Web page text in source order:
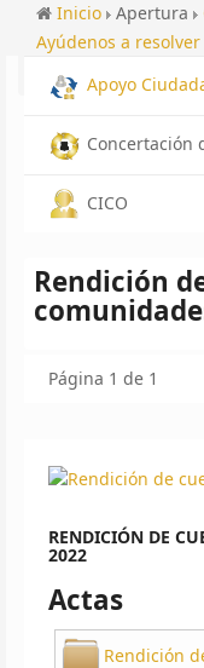
Inicio Apertura
Ayúdenos a
Rendición de
Apoyo
Concertación
CICO
Rendición
Página 1 de 1
RENDICIÓN DE
2022
Actas
Rendición